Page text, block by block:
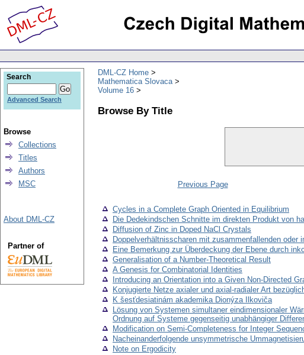
DML-CZ Home
Mathematica Slovaca
Volume 16
Browse By Title
Previous Page
Cycles in a Сomplete Graph Oriented in Equilibrium
Die Dedekindschen Schnitte im direkten Produkt von
Diffusion of Zinc in Doped NaCl Crystals
Doppelverhältnisscharen mit zusammenfallenden oder
Eine Bemerkung zur Überdeckung der Ebene durch
Generalisation of a Number-Theoretical Result
A Genesis for Combinatorial Identities
Introducing an Orientation into a Given Non-Directed
Konjugierte Netze axialer und axial-radialer Art
K šesťdesiatinám akademika Dionýza Ilkoviča
Lösung von Systemen simultaner eindimensionaler
Ordnung auf Systeme gegenseitig unabhängiger
Modification on Semi-Completeness for Integer
Nacheinanderfolgende unsymmetrische
Note on Ergodicity
Search
Advanced Search
Browse
Collections
Titles
Authors
MSC
About DML-CZ
Partner of